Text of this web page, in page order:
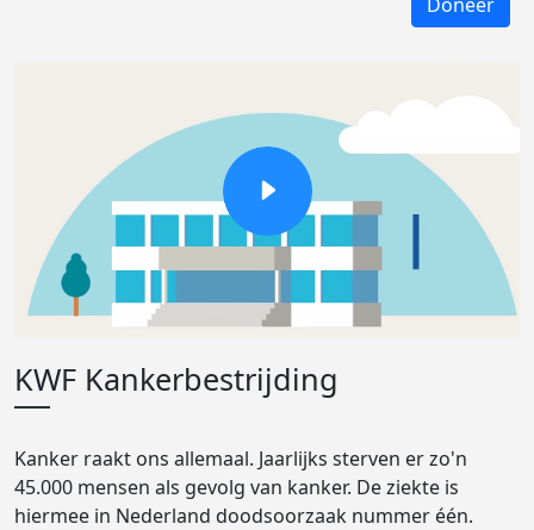
KWF Kankerbestrijding
Kanker raakt ons allemaal. Jaarlijks sterven er zo'n
45.000 mensen als gevolg van kanker. De ziekte is
hiermee in Nederland doodsoorzaak nummer één.